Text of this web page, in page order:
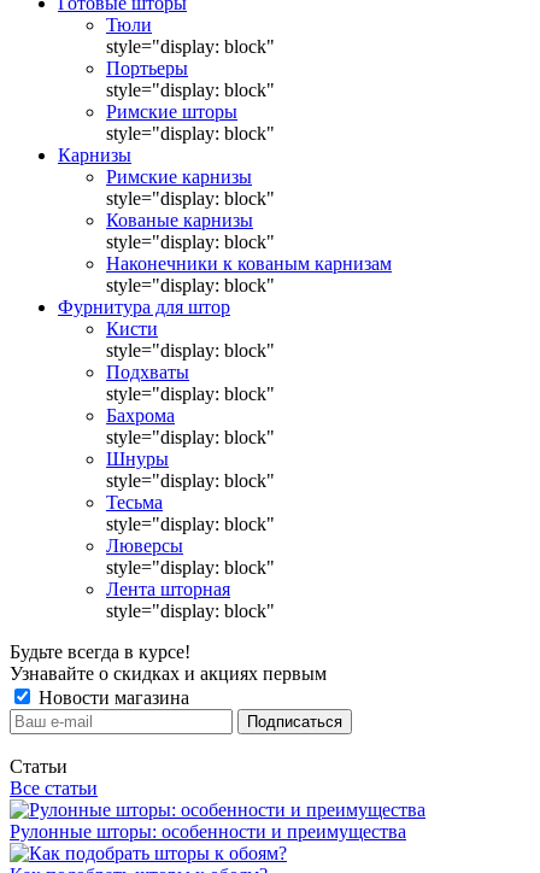
Тюли
style="display: block"
Портьеры
style="display: block"
Римские шторы
style="display: block"
Карнизы
Римские карнизы
style="display: block"
Кованые карнизы
style="display: block"
Наконечники к кованым карнизам
style="display: block"
Фурнитура для штор
Кисти
style="display: block"
Подхваты
style="display: block"
Бахрома
style="display: block"
Шнуры
style="display: block"
Тесьма
style="display: block"
Люверсы
style="display: block"
Лента шторная
style="display: block"
Будьте всегда в курсе!
Узнавайте о скидках и акциях первым
Новости магазина
Статьи
Все статьи
Рулонные шторы: особенности и преимущества